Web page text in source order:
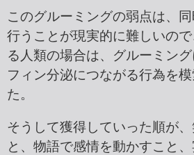
このグルーミングの弱点は、
行うことが現実的に難しいの
る人類の場合は、グルーミン
フィン分泌につながる行為を
た。
そうして獲得していった順が
と、物語で感情を動かすこと